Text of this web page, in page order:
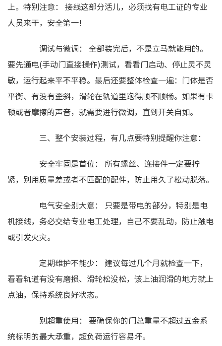
上。特别注意： 接线这部分活儿，必须找有电工证的专业
人员来干，安全第一!
调试与微调： 全部装完后，不是立马就能用的。
要先通电(手动门直接操作)测试，看看门启动、停止灵不灵
敏，运行起来平不平稳。最后还要整体检查一遍：门体是否
平衡、有没有歪斜，滑轮在轨道里跑得顺不顺畅。如果有卡
顿或者摩擦的声音，就需要进行微调，直到开关自如。
三、整个安装过程，有几点要特别提醒你注意：
安全牢固是首位： 所有螺丝、连接件一定要拧
紧，别用质量差或者不匹配的配件，防止用久了松动脱落。
电气安全别大意： 只要是带电的部分，特别是电
机接线，务必交给专业电工处理，自己不要乱动，防止触电
或引发火灾。
定期维护不能少： 建议每过几个月就检查一下，
看看轨道有没有磨损、滑轮松没松，该上油润滑的地方就上
点油，保持系统良好状态。
别超重使用： 要确保你的门总重量不超过五金系
统标明的最大承重，超负荷运行容易坏。